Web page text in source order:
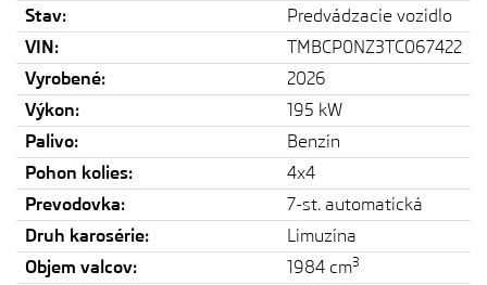
Stav:
Predvádzacie vozidlo
VIN:
TMBCP0NZ3TC067422
Vyrobené:
2026
Výkon:
195 kW
Palivo:
Benzín
Pohon kolies:
4x4
Prevodovka:
7-st. automatická
Druh karosérie:
Limuzína
Objem valcov:
1984 cm3